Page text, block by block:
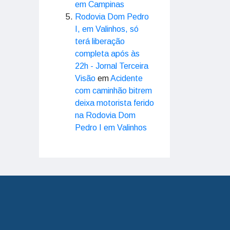
em Campinas
Rodovia Dom Pedro
I, em Valinhos, só
terá liberação
completa após às
22h - Jornal Terceira
Visão emAcidente
com caminhão bitrem
deixa motorista ferido
na Rodovia Dom
Pedro I em Valinhos